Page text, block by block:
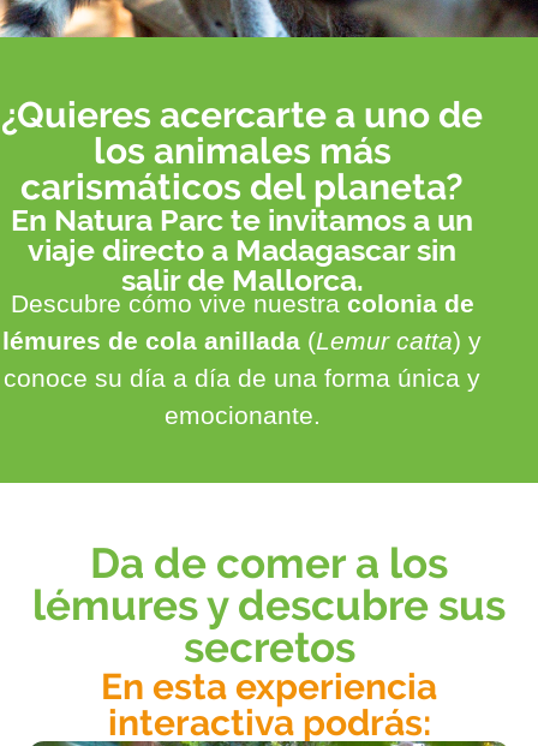
¿Quieres acercarte a uno de
los animales más
carismáticos del planeta?
En Natura Parc te invitamos a un
viaje directo a Madagascar sin
salir de Mallorca.
Descubre cómo vive nuestra colonia de
lémures de cola anillada (Lemur catta) y
conoce su día a día de una forma única y
emocionante.
Da de comer a los
lémures y descubre sus
secretos
En esta experiencia
interactiva podrás: